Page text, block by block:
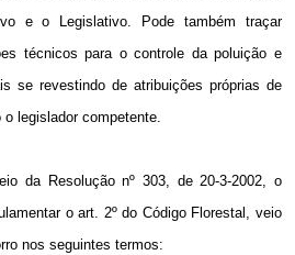
e o Legislativo. Pode também traçar
técnicos para o controle da poluição e
se revestindo de atribuições próprias de
legislador competente.
da Resolução nº 303, de 20-3-2002, o
o art. 2º do Código Florestal, veio
nos seguintes termos: